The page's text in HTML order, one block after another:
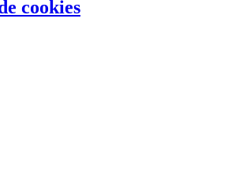
cookies